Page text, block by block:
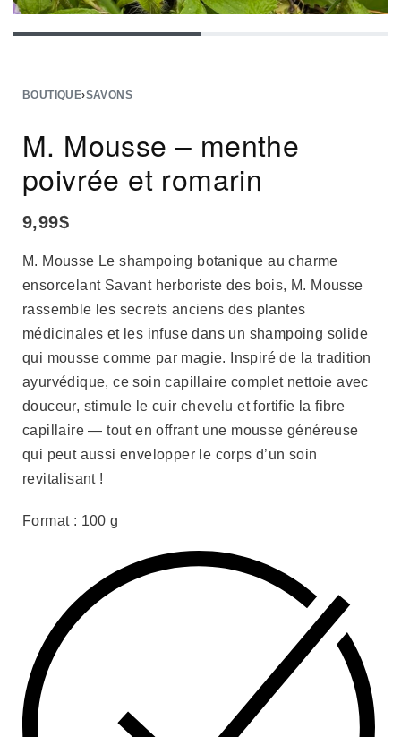
BOUTIQUE›SAVONS
M. Mousse – menthe
poivrée et romarin
9,99$
M. Mousse Le shampoing botanique au charme
ensorcelant Savant herboriste des bois, M. Mousse
rassemble les secrets anciens des plantes
médicinales et les infuse dans un shampoing solide
qui mousse comme par magie. Inspiré de la tradition
ayurvédique, ce soin capillaire complet nettoie avec
douceur, stimule le cuir chevelu et fortifie la fibre
capillaire — tout en offrant une mousse généreuse
qui peut aussi envelopper le corps d’un soin
revitalisant !
Format : 100 g